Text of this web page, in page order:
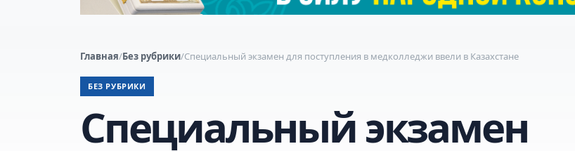
Главная/Без рубрики/Специальный экзамен для поступления в медколледжи ввели в Казахстане
БЕЗ РУБРИКИ
Специальный экзамен